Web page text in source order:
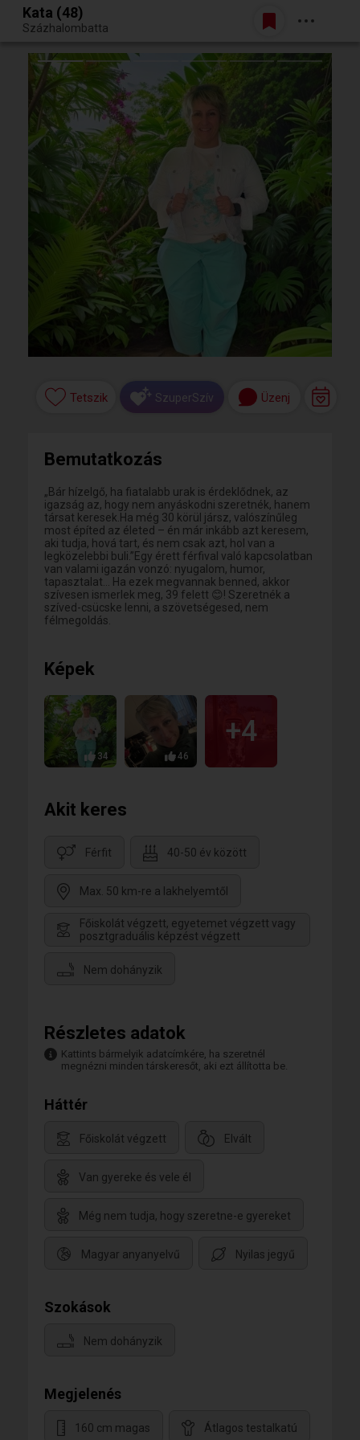
Egy jó randiból bármi lehet.
Belépés
Kata (48)
Százhalombatta
Tetszik SzuperSzív Üzenj
Bemutatkozás
„Bár hízelgő, ha fiatalabb urak is érdeklődnek, az
igazság az, hogy nem anyáskodni szeretnék, hanem
társat keresek.Ha még 30 körül jársz, valószínűleg
most építed az életed – én már inkább azt keresem,
aki tudja, hová tart, és nem csak azt, hol van a
legközelebbi buli.”Egy érett férfival való kapcsolatban
van valami igazán vonzó: nyugalom, humor,
tapasztalat… Ha ezek megvannak benned, akkor
szívesen ismerlek meg, 39 felett 😊! Szeretnék a
szíved-csücske lenni, a szövetségesed, nem
félmegoldás.
Képek
34 46
+4
Akit keres
Férfit 40-50 év között
Max. 50 km-re a lakhelyemtől
Főiskolát végzett, egyetemet végzett vagy
posztgraduális képzést végzett
Nem dohányzik
Részletes adatok
Kattints bármelyik adatcímkére, ha szeretnél
megnézni minden társkeresőt, aki ezt állította be.
Háttér
Főiskolát végzett Elvált
Van gyereke és vele él
Még nem tudja, hogy szeretne-e gyereket
Magyar anyanyelvű Nyilas jegyű
Szokások
Nem dohányzik
Megjelenés
160 cm magas Átlagos testalkatú